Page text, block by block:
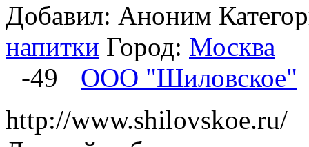
Добавил: Аноним
напитки Город: Москва
-49
ООО "Шиловское"
http://www.shilovskoe.ru/